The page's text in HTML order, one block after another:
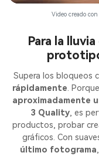
Para la
Supera los bloqueos
rápidamente. Porque
aproximadamente
3 Quality, es
productos, probar
gráficos. Con
último fotograma
Video creado